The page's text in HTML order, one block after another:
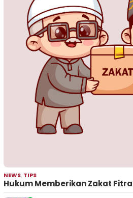
NEWS, TIPS
Hukum Memberikan Zakat